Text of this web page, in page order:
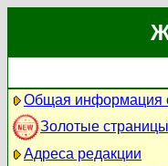
Общая информация
Золотые страницы
Адреса редакции